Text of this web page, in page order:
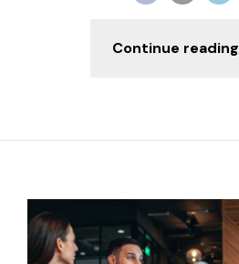
Continue reading